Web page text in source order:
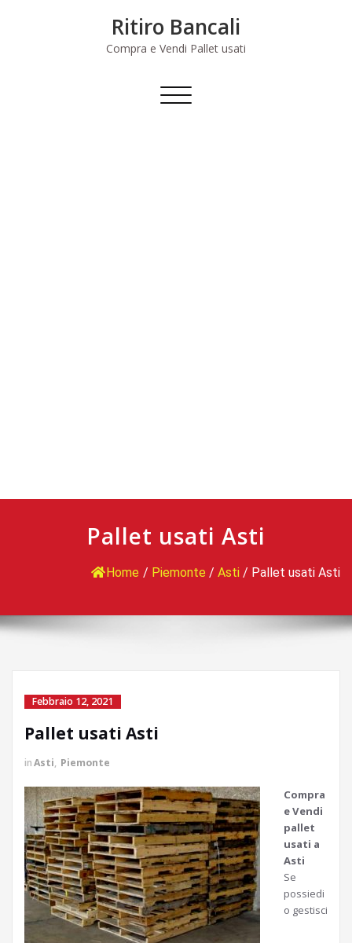
Ritiro Bancali
Compra e Vendi Pallet usati
Commuta
Pallet usati Asti
Home / Piemonte / Asti / Pallet usati Asti
Febbraio 12, 2021
Pallet usati Asti
inAsti, Piemonte
Compra
e Vendi
pallet
usati a
Asti
Se
possiedi
o gestisci